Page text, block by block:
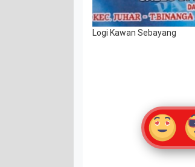
Logi Kawan Sebayang